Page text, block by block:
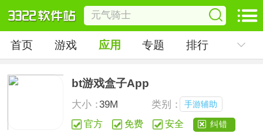
首页 游戏 应用 专题 排行
bt游戏盒子App
大小：39M 类别： 手游辅助
官方 免费 安全 纠错